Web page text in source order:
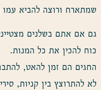
שמתארח ורוצה להביא עמו
גם אם אתם בשלנים
כוח להכין את כל המנות.
החגים הם זמן להאט,
לא להתרוצץ בין קניות,